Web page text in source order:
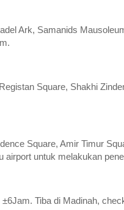
Ark, Samanids
Square, Shakhi
Square, Amir Timur
untuk melakukan
Tiba di Madinah,